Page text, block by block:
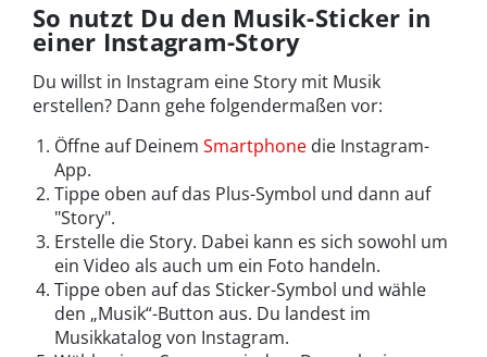
So nutzt Du den Musik-Sticker in
einer Instagram-Story
Du willst in Instagram eine Story mit Musik
erstellen? Dann gehe folgendermaßen vor:
Öffne auf Deinem Smartphone die Instagram-
App.
Tippe oben auf das Plus-Symbol und dann auf
"Story".
Erstelle die Story. Dabei kann es sich sowohl um
ein Video als auch um ein Foto handeln.
Tippe oben auf das Sticker-Symbol und wähle
den „Musik“-Button aus. Du landest im
Musikkatalog von Instagram.